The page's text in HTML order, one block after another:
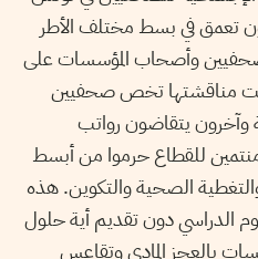
تعمق في بسط مختلف الأطر
وأصحاب المؤسسات على
مناقشتها تخص صحفيين
وآخرون يتقاضون رواتب
للقطاع حرموا من أبسط
الصحية والتكوين. هذه
الدراسي دون تقديم أية حلول
بالعجز المادي وتقاعس